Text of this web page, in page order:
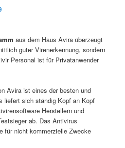
aus dem Haus Avira überzeugt
guter Virenerkennung, sondern
Personal ist für Privatanwender
Avira ist eines der besten und
liefert sich ständig Kopf an Kopf
Herstellern und
ab. Das Antivirus
für nicht kommerzielle Zwecke